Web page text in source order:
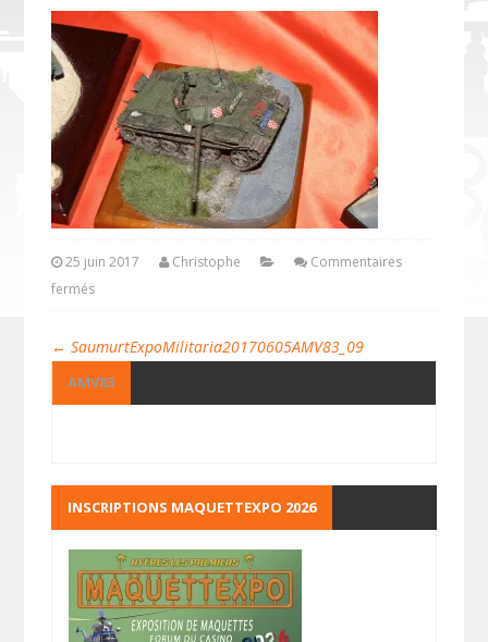
25 juin 2017 Christophe
Commentaires
fermés
← SaumurtExpoMilitaria20170605AMV83_09
AMV83
INSCRIPTIONS MAQUETTEXPO 2026